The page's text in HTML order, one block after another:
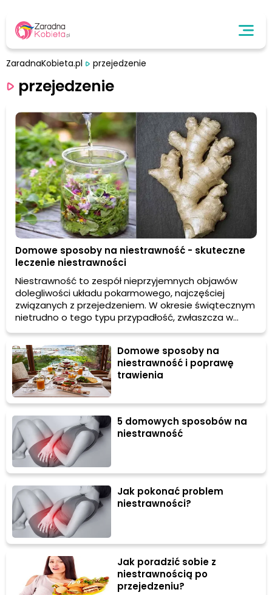
ZaradnaKobieta.pl przejedzenie
przejedzenie
Domowe sposoby na niestrawność - skuteczne
leczenie niestrawności
Niestrawność to zespół nieprzyjemnych objawów
dolegliwości układu pokarmowego, najczęściej
związanych z przejedzeniem. W okresie świątecznym
nietrudno o tego typu przypadłość, zwłaszcza w
sytuacji, gdy nie potrafimy odmówić sobie licznych
smakołyków serwowanych podczas rodzinnych
spotkań. Jak poradzić sobie z powodującą uczucie
dyskomfortu niestrawnością? Oto skuteczne
domowe sposoby na ten problem!
Domowe sposoby na
niestrawność i poprawę
trawienia
5 domowych sposobów na
niestrawność
Jak pokonać problem
niestrawności?
Jak poradzić sobie z
niestrawnością po
przejedzeniu?